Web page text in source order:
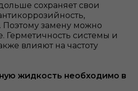
сохраняет свои
Поэтому замену можно
Герметичность системы и
влияют на частоту
жидкость необходимо в